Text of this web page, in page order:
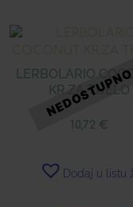
LERBOLARIO
KR.ZA TIJELO
10,72 €
Dodaj u listu